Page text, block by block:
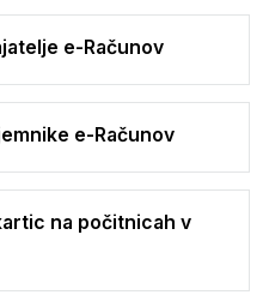
e-Računov
e-Računov
na počitnicah v